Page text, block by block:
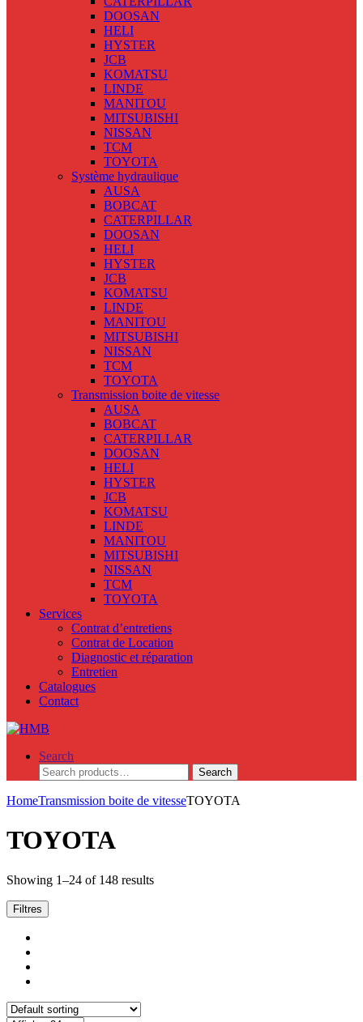
DOOSAN
HELI
HYSTER
JCB
KOMATSU
LINDE
MANITOU
MITSUBISHI
NISSAN
TCM
TOYOTA
Système hydraulique
AUSA
BOBCAT
CATERPILLAR
DOOSAN
HELI
HYSTER
JCB
KOMATSU
LINDE
MANITOU
MITSUBISHI
NISSAN
TCM
TOYOTA
Transmission boite de vitesse
AUSA
BOBCAT
CATERPILLAR
DOOSAN
HELI
HYSTER
JCB
KOMATSU
LINDE
MANITOU
MITSUBISHI
NISSAN
TCM
TOYOTA
Services
Contrat d’entretiens
Contrat de Location
Diagnostic et réparation
Entretien
Catalogues
Contact
Search
Search
for:
Search
HomeTransmission boite de vitesseTOYOTA
TOYOTA
Showing 1–24 of 148 results
Filtres